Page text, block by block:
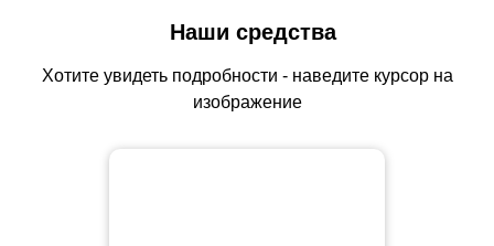
Наши средства
Хотите увидеть подробности - наведите курсор на
изображение